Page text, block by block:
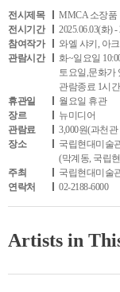
전시제목
MMCA 소장품
전시기간
2025.06.03(화) -
참여작가
와엘 샤키, 아
관람시간
화~일요일
토요일,문화가
관람종료 1시
휴관일
월요일 휴관
장르
뉴미디어
관람료
3,000원(과천
장소
국립현대미술
(막계동, 국립
주최
국립현대미술
연락처
02-2188-6000
Artists in